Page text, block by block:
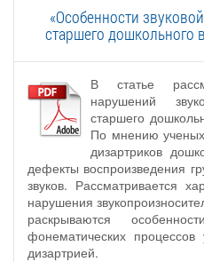
«Особенности
старшего дошкольного
В статье
нарушений
старшего
По мнению
дизартриков
дефекты воспроизведения
звуков. Рассматривается
нарушения
раскрываются
фонематических
дизартрией.